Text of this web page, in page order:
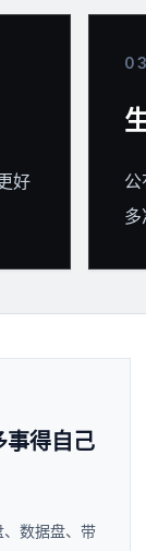
好
03
事得自己
数据盘、带